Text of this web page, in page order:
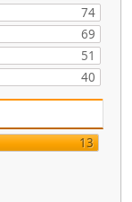
74
69
51
40
13